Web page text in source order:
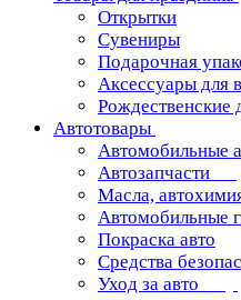
Открытки
Сувениры
Подарочная
Аксессуары для
Рождественские
Автотовары
Автомобильные
Автозапчасти
Масла,
Автомобильные
Покраска авто
Средства
Уход за авто